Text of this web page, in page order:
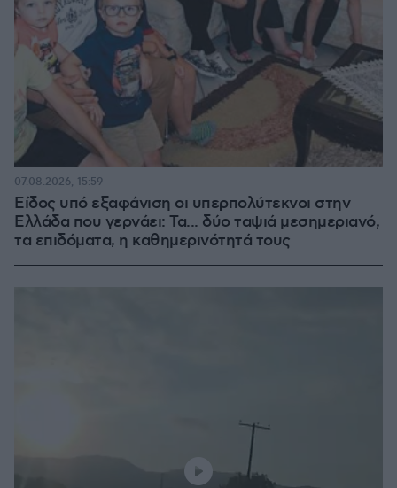
Είδος υπό εξαφάνιση οι υπερπολύτεκνοι στην
Ελλάδα που γερνάει: Τα... δύο ταψιά μεσημεριανό,
τα επιδόματα, η καθημερινότητά τους
07.08.2026, 15:59